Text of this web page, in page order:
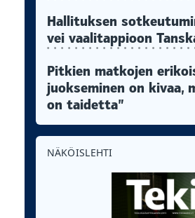
Hallituksen
vei vaalitappioon
Pitkien matkojen
juokseminen on kivaa,
on taidetta”
NÄKÖISLEHTI